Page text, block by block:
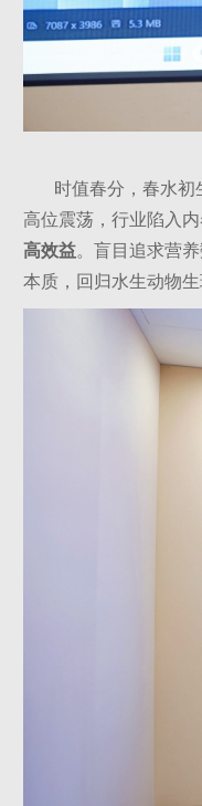
时值春分，春水初
高位震荡，行业陷入
高效益。盲目追求营
本质，回归水生动物